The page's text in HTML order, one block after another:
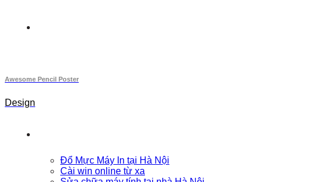
Đổ Mực Máy In tại Hà Nội
Cài win online từ xa
Awesome Pencil Poster
Design